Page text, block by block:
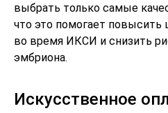
выбрать только самые
что это помогает повысить
во время ИКСИ и снизить
эмбриона.
Искусственное